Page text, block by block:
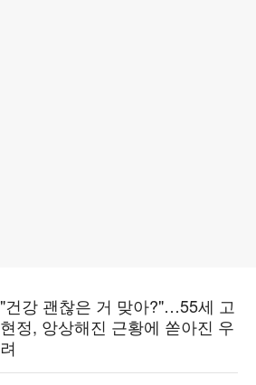
"건강 괜찮은 거 맞아?"…55세 고
현정, 앙상해진 근황에 쏟아진 우
려